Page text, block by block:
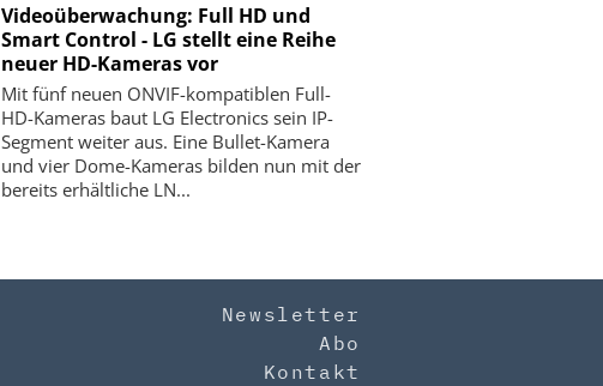
Videoüberwachung: Full HD und
Smart Control - LG stellt eine Reihe
neuer HD-Kameras vor
Mit fünf neuen ONVIF-kompatiblen Full-
HD-Kameras baut LG Electronics sein IP-
Segment weiter aus. Eine ­Bullet-Kamera
und vier Dome-Kameras bilden nun mit der
bereits erhältliche LN...
Newsletter
Abo
Kontakt